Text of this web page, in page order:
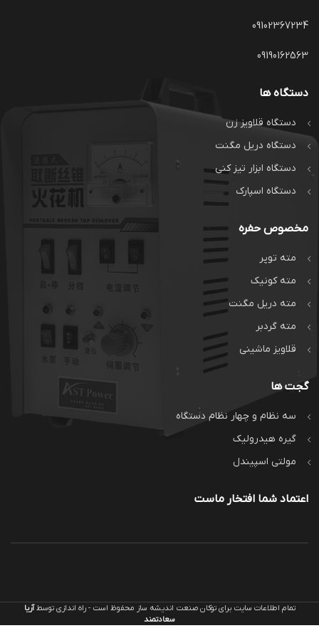
09102367234
09190162563
دستگاه ها
دستگاه قلاویز زن
دستگاه دریل مگنت
دستگاه ابزار تیز کنی
دستگاه اسپارک
مخصوص حفره
مته توپر
مته کونیک
مته دریل مگنت
مته گردبر
قلاویز ماشینی
گجت ها
سه نظام و چهار نظام دستگاه
گیره هیدرولیک
مولتی اسپیندل
اعتماد شما افتخار ماست
تمام اطلاعات سایت برای توکان صنعت اندیشه ساز محفوظ است - راه اندازی توسطآریا
سعادتمند
یودریل قطر
31.5 تیپ